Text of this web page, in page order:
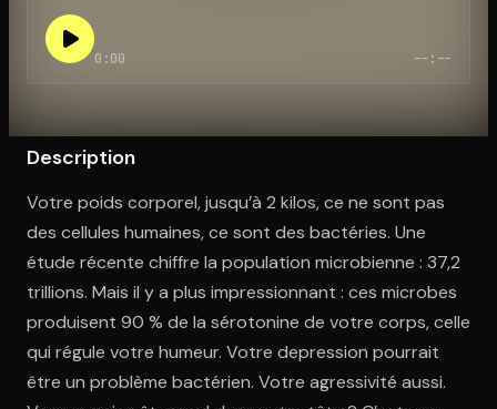
Ouvre l'app Appareil photo, pointe sur le code. C'est gratuit à
0:00 --:--
Description
Votre poids corporel, jusqu’à 2 kilos, ce ne sont pas
des cellules humaines, ce sont des bactéries. Une
étude récente chiffre la population microbienne : 37,2
trillions. Mais il y a plus impressionnant : ces microbes
produisent 90 % de la sérotonine de votre corps, celle
qui régule votre humeur. Votre depression pourrait
être un problème bactérien. Votre agressivité aussi.